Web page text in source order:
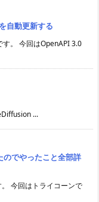
自動更新する
。 今回はOpenAPI 3.0
...
でやったこと全部詳
今回はトライコーンで